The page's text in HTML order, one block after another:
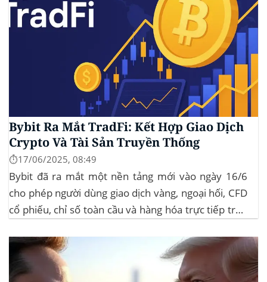
Bybit Ra Mắt TradFi: Kết Hợp Giao Dịch
Crypto Và Tài Sản Truyền Thống
⏱️17/06/2025, 08:49
Bybit đã ra mắt một nền tảng mới vào ngày 16/6
cho phép người dùng giao dịch vàng, ngoại hối, CFD
cổ phiếu, chỉ số toàn cầu và hàng hóa trực tiếp trên
giao dịch tiền mã hóa...